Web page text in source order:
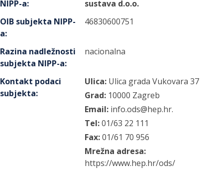
NIPP-a:
sustava d.o.o.
OIB subjekta NIPP-
a:
46830600751
Razina nadležnosti
subjekta NIPP-a:
nacionalna
Kontakt podaci
subjekta:
Ulica: Ulica grada Vukovara 37
Grad: 10000 Zagreb
Email: info.ods@hep.hr.
Tel:01/63 22 111
Fax:01/61 70 956
Mrežna adresa:
https://www.hep.hr/ods/